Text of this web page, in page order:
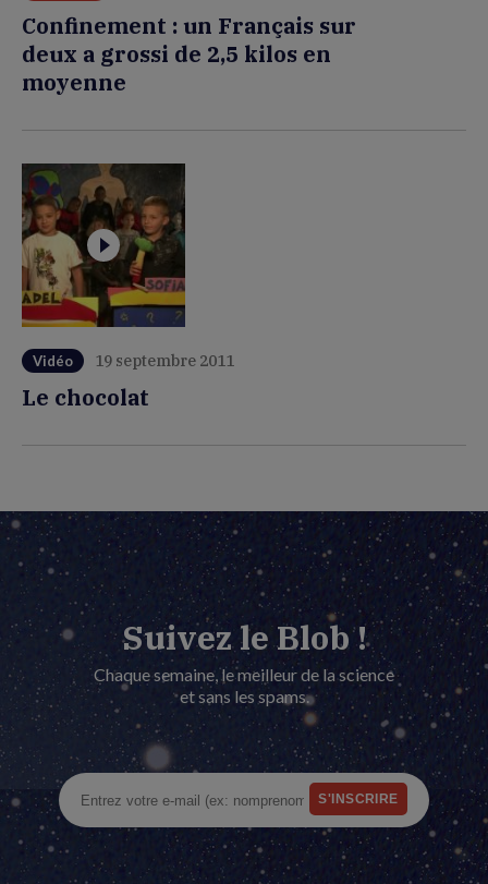
Confinement : un Français sur
deux a grossi de 2,5 kilos en
moyenne
Vidéo 19 septembre 2011
Le chocolat
Suivez le Blob !
Chaque semaine, le meilleur de la science
et sans les spams.